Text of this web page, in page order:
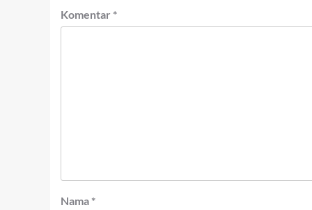
Komentar *
Nama *